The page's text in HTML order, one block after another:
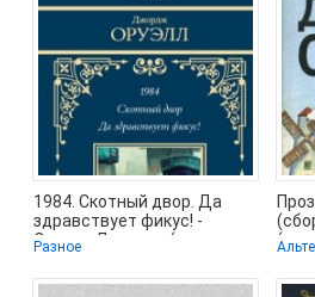
1984. Скотный двор. Да
здравствует фикус! -
Оруэлл Джордж (лучшие
Разное